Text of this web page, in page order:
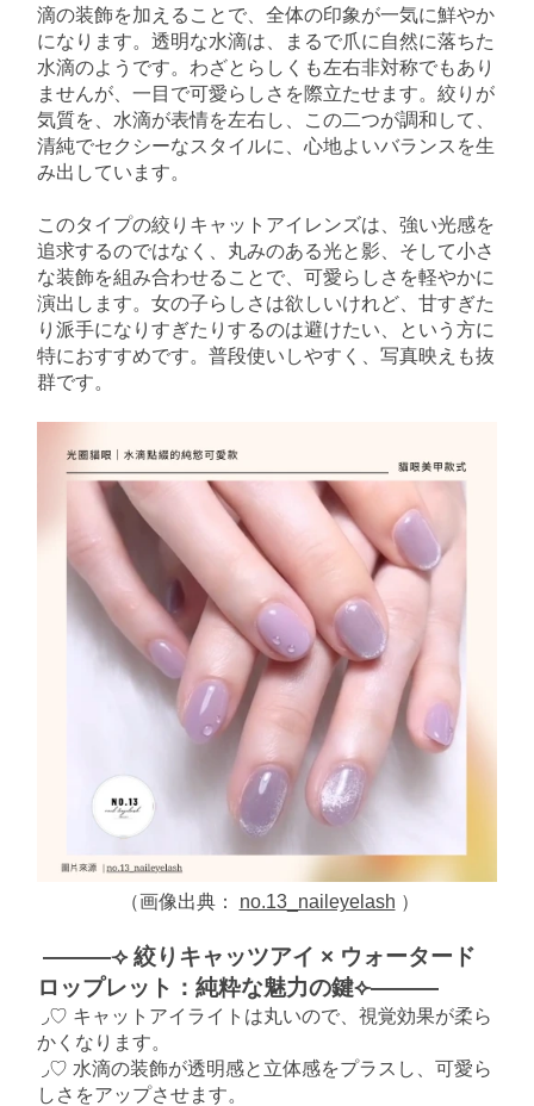
滴の装飾を加えることで、全体の印象が一気に鮮やか
になります。透明な水滴は、まるで爪に自然に落ちた
水滴のようです。わざとらしくも左右非対称でもあり
ませんが、一目で可愛らしさを際立たせます。絞りが
気質を、水滴が表情を左右し、この二つが調和して、
清純でセクシーなスタイルに、心地よいバランスを生
み出しています。
このタイプの絞りキャットアイレンズは、強い光感を
追求するのではなく、丸みのある光と影、そして小さ
な装飾を組み合わせることで、可愛らしさを軽やかに
演出します。女の子らしさは欲しいけれど、甘すぎた
り派手になりすぎたりするのは避けたい、という方に
特におすすめです。普段使いしやすく、写真映えも抜
群です。
（画像出典： no.13_naileyelash ）
———⟢ 絞りキャッツアイ × ウォータード
ロップレット：純粋な魅力の鍵⟣———
◞♡ キャットアイライトは丸いので、視覚効果が柔ら
かくなります。
◞♡ 水滴の装飾が透明感と立体感をプラスし、可愛ら
しさをアップさせます。